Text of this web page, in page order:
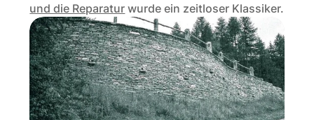
und die Reparatur wurde ein zeitloser Klassiker.